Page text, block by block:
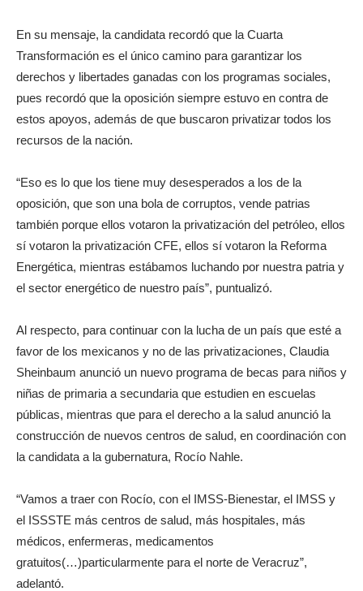
En su mensaje, la candidata recordó que la Cuarta
Transformación es el único camino para garantizar los
derechos y libertades ganadas con los programas sociales,
pues recordó que la oposición siempre estuvo en contra de
estos apoyos, además de que buscaron privatizar todos los
recursos de la nación.
“Eso es lo que los tiene muy desesperados a los de la
oposición, que son una bola de corruptos, vende patrias
también porque ellos votaron la privatización del petróleo, ellos
sí votaron la privatización CFE, ellos sí votaron la Reforma
Energética, mientras estábamos luchando por nuestra patria y
el sector energético de nuestro país”, puntualizó.
Al respecto, para continuar con la lucha de un país que esté a
favor de los mexicanos y no de las privatizaciones, Claudia
Sheinbaum anunció un nuevo programa de becas para niños y
niñas de primaria a secundaria que estudien en escuelas
públicas, mientras que para el derecho a la salud anunció la
construcción de nuevos centros de salud, en coordinación con
la candidata a la gubernatura, Rocío Nahle.
“Vamos a traer con Rocío, con el IMSS-Bienestar, el IMSS y
el ISSSTE más centros de salud, más hospitales, más
médicos, enfermeras, medicamentos
gratuitos(…)particularmente para el norte de Veracruz”,
adelantó.